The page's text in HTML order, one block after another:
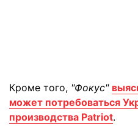
Кроме того, "Фокус"
может потребоваться
производства Patriot.